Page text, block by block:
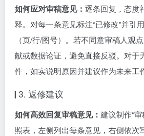
如何应对审稿意见： 逐条回复，态度
释。对每一条意见标注“已修改”并引
（页/行/图号）。若不同意审稿人观
献或数据论证，避免直接反驳。对于
件，如实说明原因并建议作为未来工
3. 返修建议
如何高效回复审稿意见： 建议制作“
照表，左侧列出每条意见，右侧依次